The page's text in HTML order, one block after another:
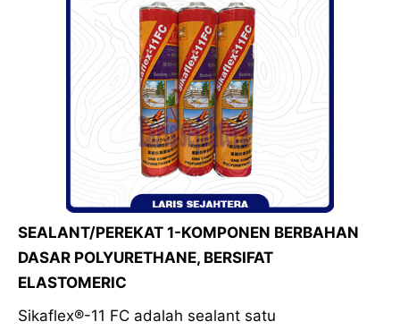
SEALANT/PEREKAT 1-KOMPONEN BERBAHAN
DASAR POLYURETHANE, BERSIFAT
ELASTOMERIC
Sikaflex®-11 FC adalah sealant satu